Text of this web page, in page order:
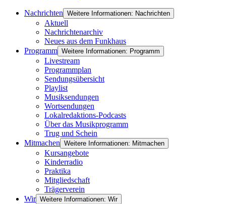
Nachrichten Weitere Informationen: Nachrichten
Aktuell
Nachrichtenarchiv
Neues aus dem Funkhaus
Programm Weitere Informationen: Programm
Livestream
Programmplan
Sendungsübersicht
Playlist
Musiksendungen
Wortsendungen
Lokalredaktions-Podcasts
Über das Musikprogramm
Trug und Schein
Mitmachen Weitere Informationen: Mitmachen
Kursangebote
Kinderradio
Praktika
Mitgliedschaft
Trägerverein
Wir Weitere Informationen: Wir